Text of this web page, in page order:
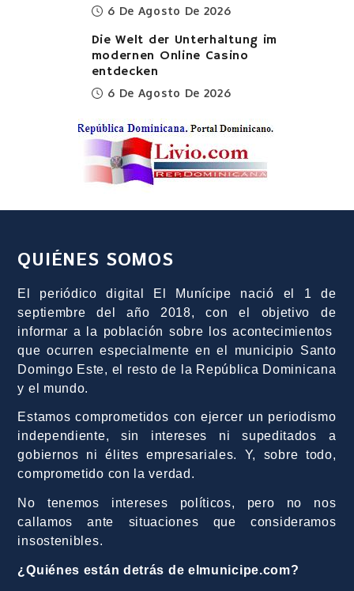
6 De Agosto De 2026
Die Welt der Unterhaltung im
modernen Online Casino
entdecken
6 De Agosto De 2026
QUIÉNES SOMOS
El periódico digital El Munícipe nació el 1 de
septiembre del año 2018, con el objetivo de
informar a la población sobre los acontecimientos
que ocurren especialmente en el municipio Santo
Domingo Este, el resto de la República Dominicana
y el mundo.
Estamos comprometidos con ejercer un periodismo
independiente, sin intereses ni supeditados a
gobiernos ni élites empresariales. Y, sobre todo,
comprometido con la verdad.
No tenemos intereses políticos, pero no nos
callamos ante situaciones que consideramos
insostenibles.
¿Quiénes están detrás de elmunicipe.com?